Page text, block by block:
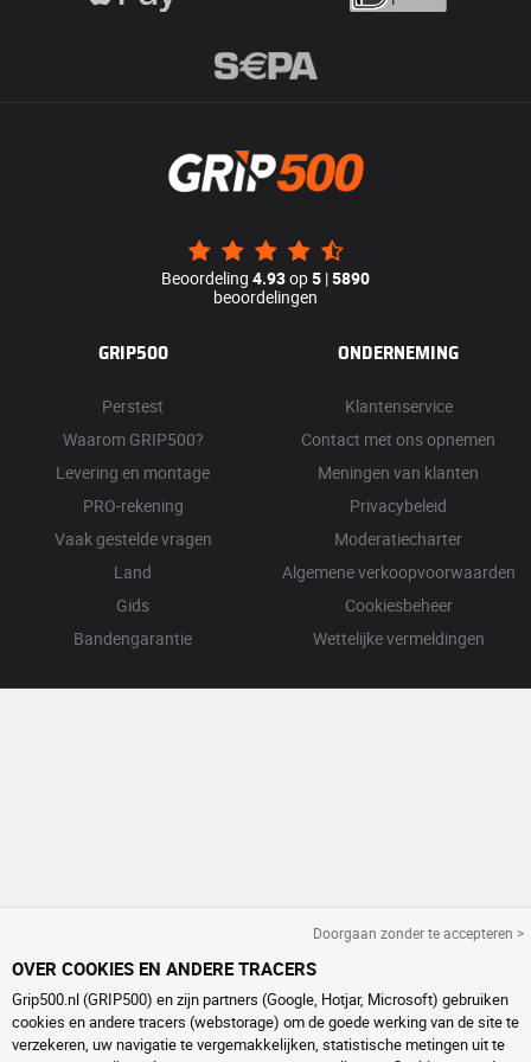
Beoordeling 4.93op5 |5890
beoordelingen
GRIP500
Perstest
Waarom GRIP500?
Levering en montage
PRO-rekening
Vaak gestelde vragen
Land
Gids
Bandengarantie
ONDERNEMING
Klantenservice
Contact met ons opnemen
Meningen van klanten
Privacybeleid
Moderatiecharter
Algemene verkoopvoorwaarden
Cookiesbeheer
Wettelijke vermeldingen
Doorgaan zonder te accepteren >
OVER COOKIES EN ANDERE TRACERS
Grip500.nl (GRIP500) en zijn partners (Google, Hotjar, Microsoft) gebruiken
cookies en andere tracers (webstorage) om de goede werking van de site te
verzekeren, uw navigatie te vergemakkelijken, statistische metingen uit te